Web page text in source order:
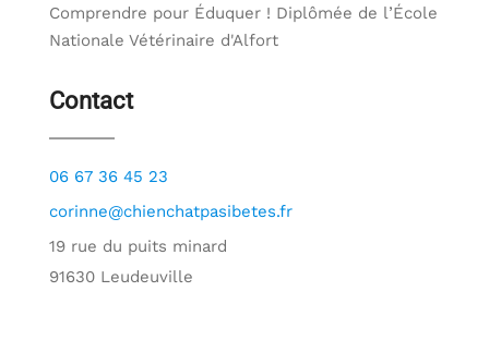
Comprendre pour Éduquer ! Diplômée de l’École
Nationale Vétérinaire d'Alfort
Contact
06 67 36 45 23
corinne@chienchatpasibetes.fr
19 rue du puits minard
91630 Leudeuville